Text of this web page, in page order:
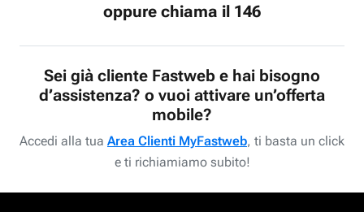
oppure chiama il 146
Sei già cliente Fastweb e hai bisogno
d’assistenza? o vuoi attivare un’offerta
mobile?
Accedi alla tua Area Clienti MyFastweb, ti basta un click
e ti richiamiamo subito!